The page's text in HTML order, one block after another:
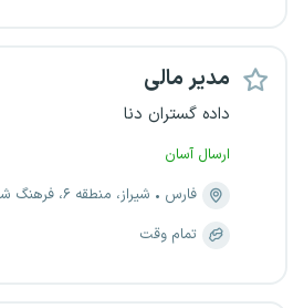
مدیر مالی
داده گستران دنا
ارسال آسان
فارس
شیراز، منطقه ۶، فرهنگ شهر
تمام وقت